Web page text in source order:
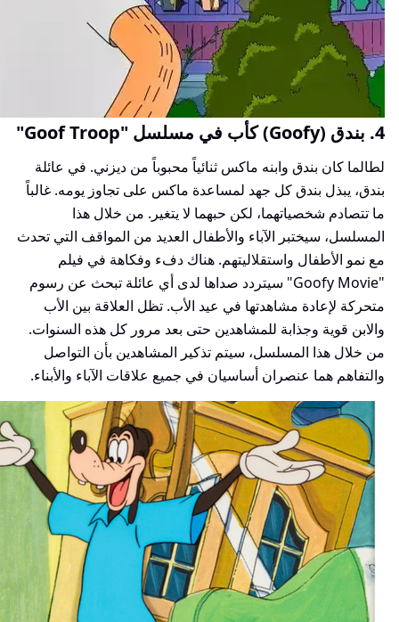
4. بندق (Goofy) كأب في مسلسل "Goof Troop"
لطالما كان بندق وابنه ماكس ثنائياً محبوباً من ديزني. في عائلة
بندق، يبذل بندق كل جهد لمساعدة ماكس على تجاوز يومه. غالباً
ما تتصادم شخصياتهما، لكن حبهما لا يتغير. من خلال هذا
المسلسل، سيختبر الآباء والأطفال العديد من المواقف التي تحدث
مع نمو الأطفال واستقلاليتهم. هناك دفء وفكاهة في فيلم
"Goofy Movie" سيتردد صداها لدى أي عائلة تبحث عن رسوم
متحركة لإعادة مشاهدتها في عيد الأب. تظل العلاقة بين الأب
والابن قوية وجذابة للمشاهدين حتى بعد مرور كل هذه السنوات.
من خلال هذا المسلسل، سيتم تذكير المشاهدين بأن التواصل
والتفاهم هما عنصران أساسيان في جميع علاقات الآباء والأبناء.